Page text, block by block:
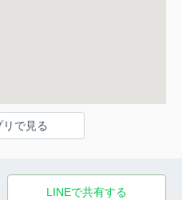
で見る
LINEで共有する